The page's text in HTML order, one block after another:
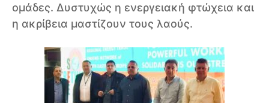
ομάδες. Δυστυχώς η ενεργειακή φτώχεια και
η ακρίβεια μαστίζουν τους λαούς.